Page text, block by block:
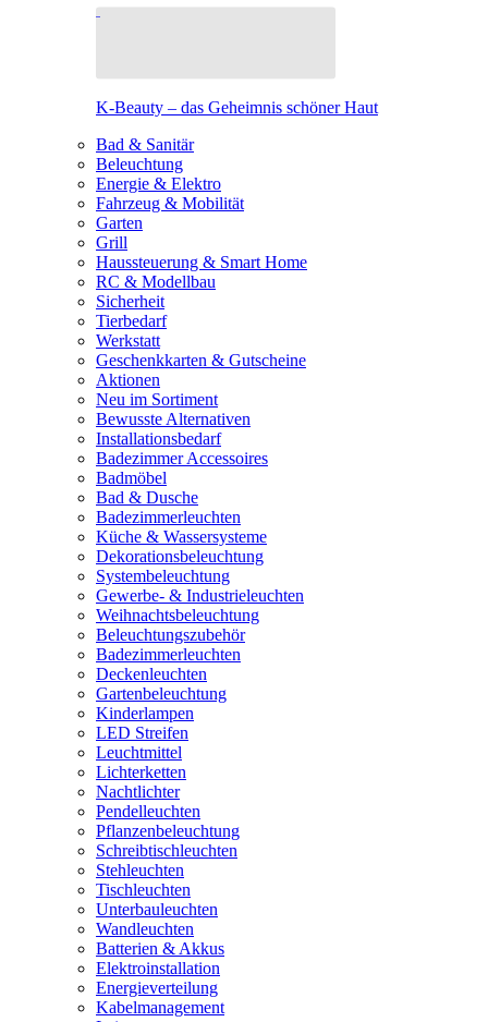
K-Beauty – das Geheimnis schöner Haut
Bad & Sanitär
Beleuchtung
Energie & Elektro
Fahrzeug & Mobilität
Garten
Grill
Haussteuerung & Smart Home
RC & Modellbau
Sicherheit
Tierbedarf
Werkstatt
Geschenkkarten & Gutscheine
Aktionen
Neu im Sortiment
Bewusste Alternativen
Installationsbedarf
Badezimmer Accessoires
Badmöbel
Bad & Dusche
Badezimmerleuchten
Küche & Wassersysteme
Dekorationsbeleuchtung
Systembeleuchtung
Gewerbe- & Industrieleuchten
Weihnachtsbeleuchtung
Beleuchtungszubehör
Badezimmerleuchten
Deckenleuchten
Gartenbeleuchtung
Kinderlampen
LED Streifen
Leuchtmittel
Lichterketten
Nachtlichter
Pendelleuchten
Pflanzenbeleuchtung
Schreibtischleuchten
Stehleuchten
Tischleuchten
Unterbauleuchten
Wandleuchten
Batterien & Akkus
Elektroinstallation
Energieverteilung
Kabelmanagement